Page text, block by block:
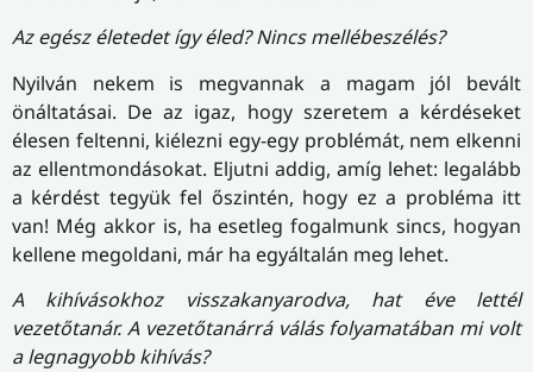
Az egész életedet így éled? Nincs mellébeszélés?
Nyilván nekem is megvannak a magam jól bevált
önáltatásai. De az igaz, hogy szeretem a kérdéseket
élesen feltenni, kiélezni egy-egy problémát, nem elkenni
az ellentmondásokat. Eljutni addig, amíg lehet: legalább
a kérdést tegyük fel őszintén, hogy ez a probléma itt
van! Még akkor is, ha esetleg fogalmunk sincs, hogyan
kellene megoldani, már ha egyáltalán meg lehet.
A kihívásokhoz visszakanyarodva, hat éve lettél
vezetőtanár. A vezetőtanárrá válás folyamatában mi volt
a legnagyobb kihívás?